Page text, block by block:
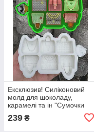
Ексклюзив! Силіконовий
молд для шоколаду,
карамелі та ін "Сумочки
239 ₴